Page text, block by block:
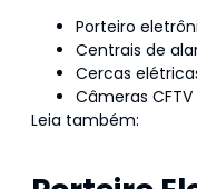
Porteiro
Centrais de
Cercas
Câmeras CFTV
Leia também: